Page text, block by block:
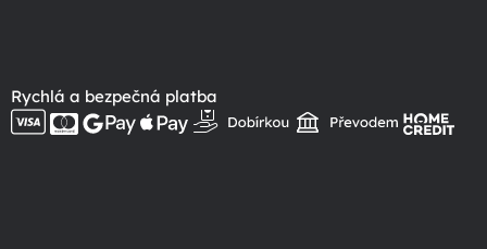
Rychlá a bezpečná platba